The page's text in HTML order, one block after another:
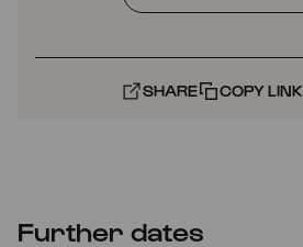
SHARE COPY LINK
Further dates